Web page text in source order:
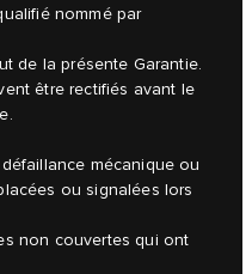
nommé par
de la présente Garantie.
être rectifiés avant le
mécanique ou
ou signalées lors
non couvertes qui ont